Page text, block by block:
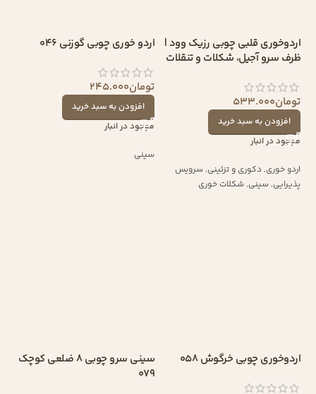
اردوخوری قلبی چوبی رزیک وود |
ظرف سرو آجیل، شکلات و تنقلات
تومان533.000
افزودن به سبد خرید
موجود در انبار
اردو خوری,دکوری و تزئینی,سرویس
پذیرایی,سینی,شکلات خوری
اردو خوری چوبی گوزنی 046
تومان245.000
افزودن به سبد خرید
موجود در انبار
سینی
اردوخوری چوبی خرگوش 058
سینی سرو چوبی 8 ضلعی کوچک
079